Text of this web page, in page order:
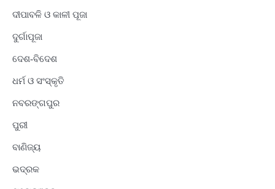
ଦୀପାବଳି ଓ କାଳୀ ପୂଜା
ଦୁର୍ଗାପୂଜା
ଦେଶ-ବିଦେଶ
ଧର୍ମ ଓ ସଂସ୍କୃତି
ନବରଙ୍ଗପୁର
ପୁରୀ
ବାଣିଜ୍ୟ
ଭଦ୍ରକ